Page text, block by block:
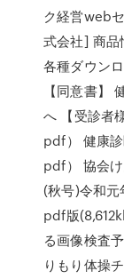
ク経営web
式会社] 商品
各種ダウン
【同意書】
へ 【受診者
pdf） 健康
pdf） 協会
(秋号)令和元
pdf版
る画像検査
りもり体操